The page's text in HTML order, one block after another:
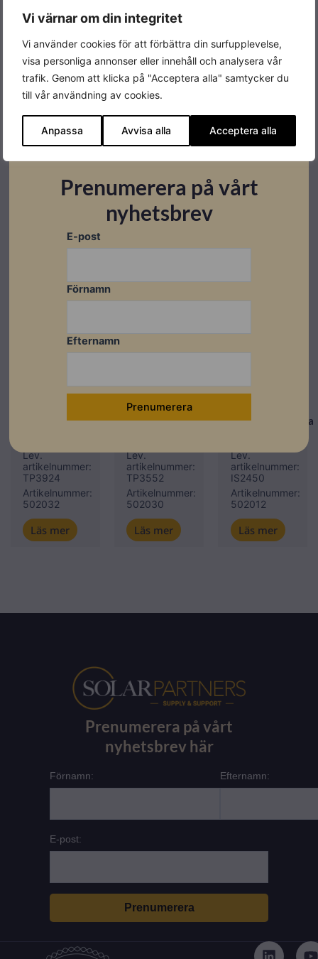
Vi värnar om din integritet
Vi använder cookies för att förbättra din surfupplevelse,
visa personliga annonser eller innehåll och analysera vår
trafik. Genom att klicka på "Acceptera alla" samtycker du
till vår användning av cookies.
Anpassa Avvisa alla Acceptera alla
Montageanvisningar
Ladda ner
Relaterade produkter
390×240
Lev.
artikelnummer:
TP3924
Artikelnummer:
502032
I lager
Läs mer
Weland
Tätplåt slät
350x520mm
Lev.
artikelnummer:
TP3552
Artikelnummer:
502030
I lager
Läs mer
Weland
Infästningsskena
Lev.
artikelnummer:
IS2450
Artikelnummer:
502012
I lager
Läs mer
Prenumerera på vårt
nyhetsbrev här
Förnamn: Efternamn:
E-post:
L
i
o
Prenumerera på vårt
nyhetsbrev
E-post
Förnamn
Efternamn